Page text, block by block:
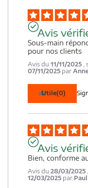
Avis
Sous-main
pour nos clients
Avis du 11/11/2025
07/11/2025 par
Utile(0)
Avis
Bien, conforme
Avis du 28/03/2025
12/03/2025 par